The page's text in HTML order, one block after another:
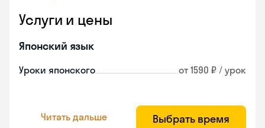
Услуги и цены
Японский язык
Уроки японского от 1590 ₽ / урок
Читать дальше Выбрать время